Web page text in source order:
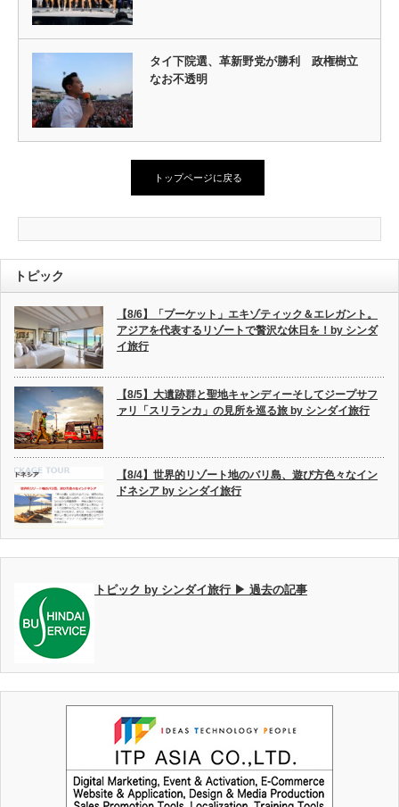
タイ下院選、革新野党が勝利 政権樹立
なお不透明
トップページに戻る
トピック
【8/6】「プーケット」エキゾティック＆エレガント。
アジアを代表するリゾートで贅沢な休日を！by シンダ
イ旅行
【8/5】大遺跡群と聖地キャンディーそしてジープサフ
ァリ「スリランカ」の見所を巡る旅 by シンダイ旅行
【8/4】世界的リゾート地のバリ島、遊び方色々なイン
ドネシア by シンダイ旅行
トピック by シンダイ旅行 ▶ 過去の記事